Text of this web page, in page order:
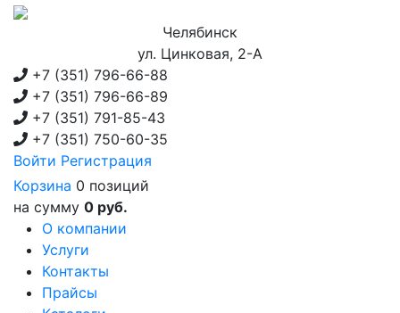
Челябинск
ул. Цинковая, 2-А
+7 (351) 796-66-88
+7 (351) 796-66-89
+7 (351) 791-85-43
+7 (351) 750-60-35
Войти Регистрация
Корзина 0 позиций
на сумму 0 руб.
О компании
Услуги
Контакты
Прайсы